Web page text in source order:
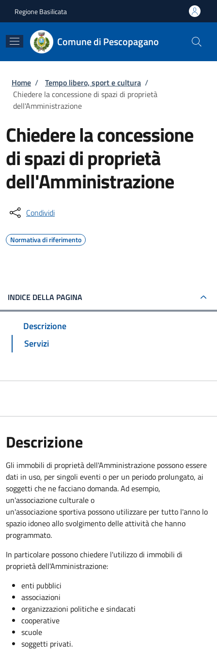
Regione Basilicata
Comune di Pescopagano
Briciole di pane
Home / Tempo libero, sport e cultura /
Chiedere la concessione di spazi di proprietà
dell'Amministrazione
Chiedere la concessione
di spazi di proprietà
dell'Amministrazione
Condividi
Normativa di riferimento
INDICE DELLA PAGINA
Descrizione
Servizi
Descrizione
Gli immobili di proprietà dell'Amministrazione possono essere
dati in uso, per singoli eventi o per un periodo prolungato, ai
soggetti che ne facciano domanda. Ad esempio,
un'associazione culturale o
un'associazione sportiva possono utilizzare per tutto l'anno lo
spazio idoneo allo svolgimento delle attività che hanno
programmato.
In particolare possono chiedere l'utilizzo di immobili di
proprietà dell'Amministrazione:
enti pubblici
associazioni
organizzazioni politiche e sindacati
cooperative
scuole
soggetti privati.